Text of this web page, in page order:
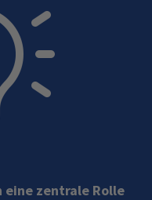
zentrale Rolle